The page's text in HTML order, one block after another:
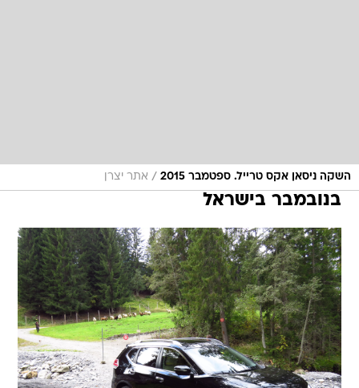
השקה ניסאן אקס טרייל. ספטמבר 2015 / אתר יצרן
בנובמבר בישראל